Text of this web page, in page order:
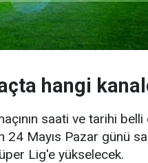
hangi
saati ve tarihi
Mayıs Pazar günü
Lig'e yükselecek.